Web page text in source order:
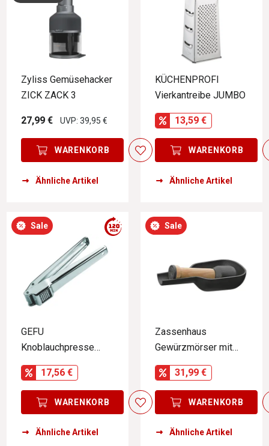
Zyliss Gemüsehacker
ZICK ZACK 3
27,99 € UVP: 39,95 €
WARENKORB
Ähnliche Artikel
KÜCHENPROFI
Vierkantreibe JUMBO
13,59 €
WARENKORB
Ähnliche Artikel
Sale
GEFU
Knoblauchpresse
AGILO
17,56 €
WARENKORB
Ähnliche Artikel
Sale
Zassenhaus
Gewürzmörser mit
Stößel MAN@WORK
31,99 €
WARENKORB
Ähnliche Artikel